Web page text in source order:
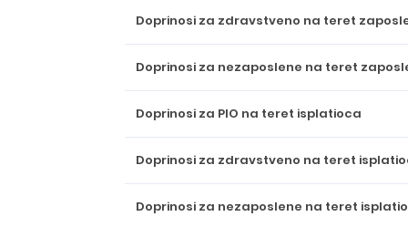
Doprinosi za zdravstveno na teret
Doprinosi za nezaposlene na teret
Doprinosi za PIO na teret isplatioca
Doprinosi za zdravstveno na teret
Doprinosi za nezaposlene na teret